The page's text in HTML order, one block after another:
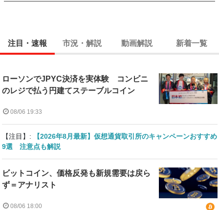
注目・速報 市況・解説 動画解説 新着一覧
ローソンでJPYC決済を実体験 コンビニ
のレジで払う円建てステーブルコイン
08/06 19:33
【注目】:
【2026年8月最新】仮想通貨取引所のキャンペーンおすすめ
9選 注意点も解説
ビットコイン、価格反発も新規需要は戻ら
ず＝アナリスト
08/06 18:00